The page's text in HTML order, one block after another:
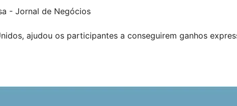
- Jornal de Negócios
ajudou os participantes a conseguirem ganhos